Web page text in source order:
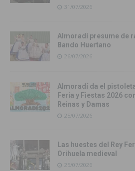
31/07/2026
Almoradí presume de
Bando Huertano
26/07/2026
Almoradí da el
Feria y Fiestas 2026
Reinas y Damas
25/07/2026
Las huestes del Rey
Orihuela medieval
25/07/2026